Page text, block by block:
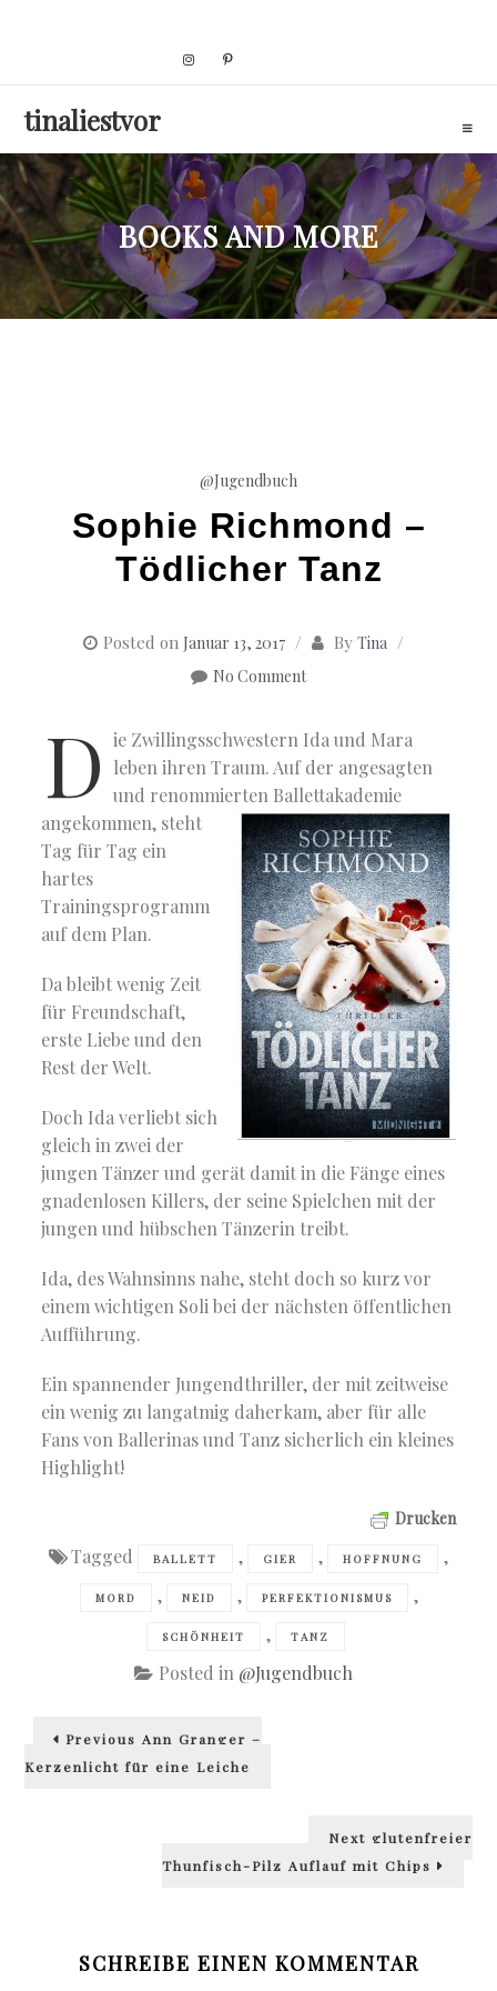
tinaliestvor
BOOKS AND MORE
@Jugendbuch
Sophie Richmond –
Tödlicher Tanz
Posted on Januar 13, 2017 By Tina
No Comment
D ie Zwillingsschwestern Ida und Mara
leben ihren Traum. Auf der angesagten
und renommierten Ballettakademie
angekommen, steht
Tag für Tag ein
hartes
Trainingsprogramm
auf dem Plan.
Da bleibt wenig Zeit
für Freundschaft,
erste Liebe und den
Rest der Welt.
Doch Ida verliebt sich
gleich in zwei der
jungen Tänzer und gerät damit in die Fänge eines
gnadenlosen Killers, der seine Spielchen mit der
jungen und hübschen Tänzerin treibt.
Ida, des Wahnsinns nahe, steht doch so kurz vor
einem wichtigen Soli bei der nächsten öffentlichen
Aufführung.
Ein spannender Jungendthriller, der mit zeitweise
ein wenig zu langatmig daherkam, aber für alle
Fans von Ballerinas und Tanz sicherlich ein kleines
Highlight!
Drucken
Tagged BALLETT , GIER , HOFFNUNG ,
MORD , NEID , PERFEKTIONISMUS ,
SCHÖNHEIT , TANZ
Posted in @Jugendbuch
Beitragsnavigation
Previous
Previous
Ann Granger –
Kerzenlicht für eine Leiche
Next
Next
glutenfreier
Thunfisch-Pilz Auflauf mit Chips
SCHREIBE EINEN KOMMENTAR